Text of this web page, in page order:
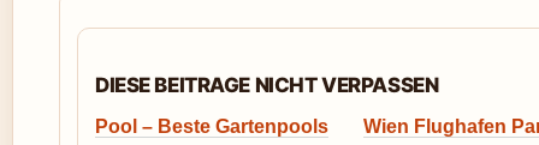
DIESE BEITRAGE NICHT VERPASSEN
Pool – Beste Gartenpools
Wien Flughafen